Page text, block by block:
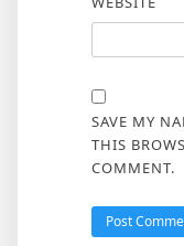
SAVE MY
THIS
COMMENT.